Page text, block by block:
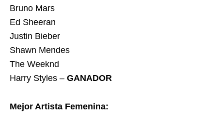
Bruno Mars
Ed Sheeran
Justin Bieber
Shawn Mendes
The Weeknd
Harry Styles – GANADOR
Mejor Artista Femenina: